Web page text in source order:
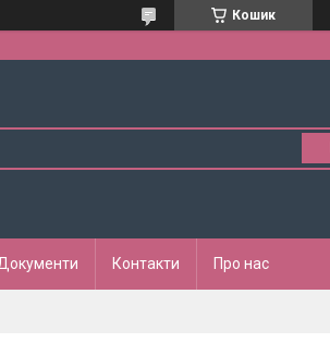
Кошик
Контакти Про нас